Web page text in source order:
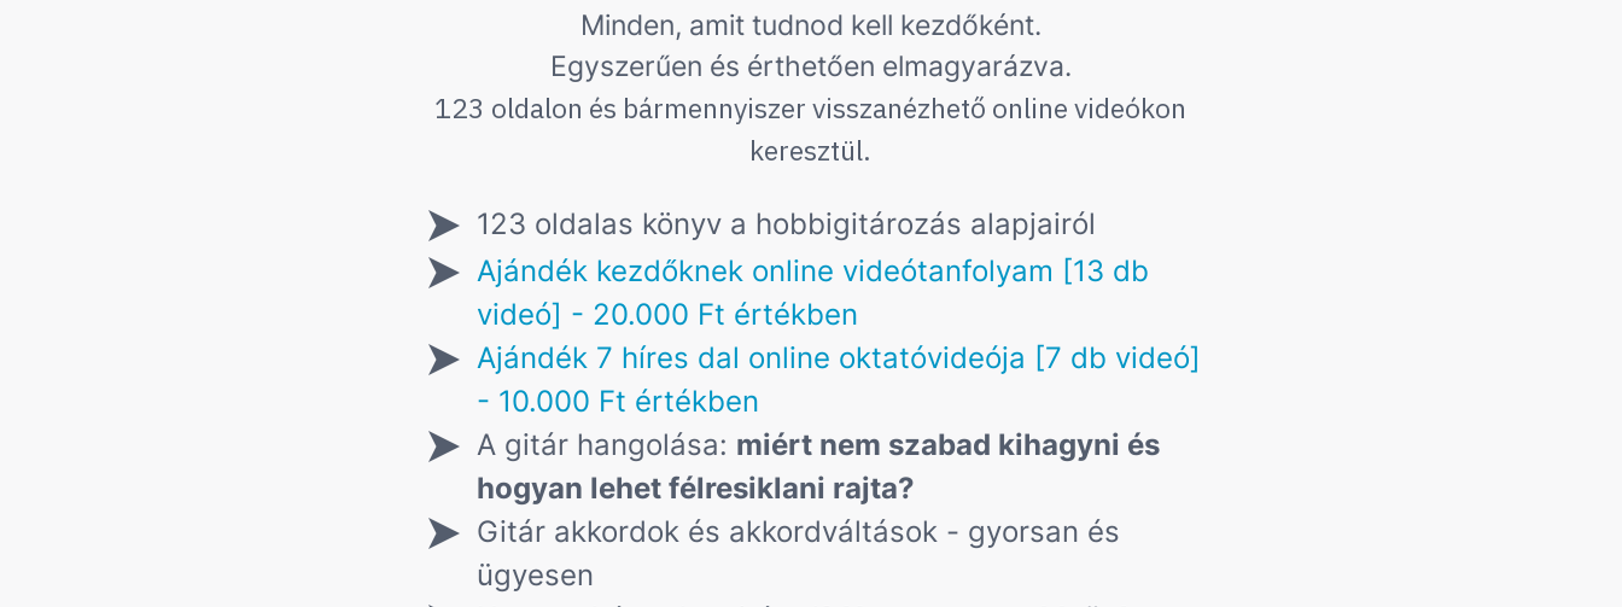
Minden, amit tudnod kell kezdőként.
Egyszerűen és érthetően elmagyarázva.
123 oldalon és bármennyiszer visszanézhető online videókon
keresztül.
123 oldalas könyv a hobbigitározás alapjairól
Ajándék kezdőknek online videótanfolyam [13 db
videó] - 20.000 Ft értékben
Ajándék 7 híres dal online oktatóvideója [7 db videó]
- 10.000 Ft értékben
A gitár hangolása: miért nem szabad kihagyni és
hogyan lehet félresiklani rajta?
Gitár akkordok és akkordváltások - gyorsan és
ügyesen